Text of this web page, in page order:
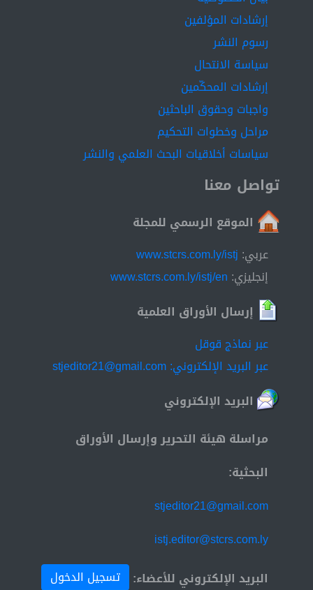
إرشادات المؤلفين
رسوم النشر
سياسة الانتحال
إرشادات المحكّمين
واجبات وحقوق الباحثين
مراحل وخطوات التحكيم
سياسات أخلاقيات البحث العلمي والنشر
تواصل معنا
الموقع الرسمي للمجلة
عربي: www.stcrs.com.ly/istj
إنجليزي: www.stcrs.com.ly/istj/en
إرسال الأوراق العلمية
عبر نماذج قوقل
عبر البريد الإلكتروني: stjeditor21@gmail.com
البريد الإلكتروني
مراسلة هيئة التحرير وإرسال الأوراق
البحثية:
stjeditor21@gmail.com
istj.editor@stcrs.com.ly
البريد الإلكتروني للأعضاء:
تسجيل الدخول